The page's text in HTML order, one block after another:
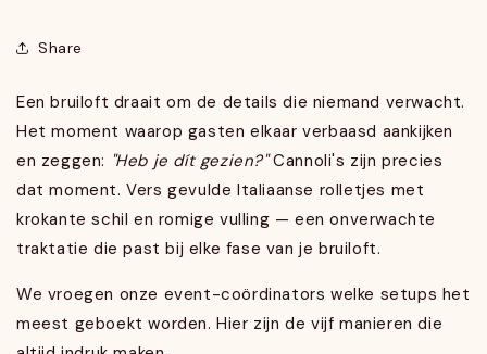
Share
Een bruiloft draait om de details die niemand verwacht.
Het moment waarop gasten elkaar verbaasd aankijken
en zeggen: "Heb je dít gezien?"Cannoli's zijn precies
dat moment. Vers gevulde Italiaanse rolletjes met
krokante schil en romige vulling — een onverwachte
traktatie die past bij elke fase van je bruiloft.
We vroegen onze event-coördinators welke setups het
meest geboekt worden. Hier zijn de vijf manieren die